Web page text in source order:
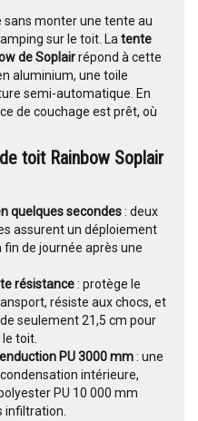
monter une tente au
sur le toit. La tente
de Soplairrépond à cette
aluminium, une toile
semi-automatique. En
de couchage est prêt, où
toit Rainbow Soplair
quelques secondes: deux
assurent un déploiement
de journée après une
résistance: protège le
résiste aux chocs, et
seulement 21,5 cm pour
toit.
PU 3000 mm: une
intérieure,
PU 10 000 mm
infiltration.